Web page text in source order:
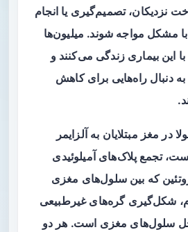
نزدیکان، تصمیم‌گیری یا انجام
مشکل مواجه شوند. میلیون‌ها
این بیماری زندگی می‌کنند و
دنبال راه‌هایی برای کاهش
در مغز مبتلایان به آلزایمر
تجمع پلاک‌های آمیلوئیدی
که بین سلول‌های مغزی
شکل‌گیری گره‌های غیرطبیعی
سلول‌های مغزی است. هر دو